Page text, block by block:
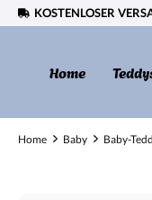
Zur
KOSTENLOSER
Home
Home Baby Baby-